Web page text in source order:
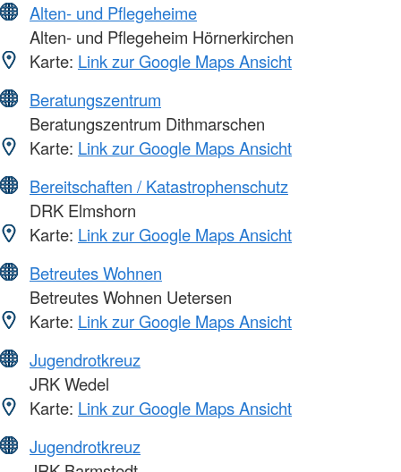
Alten- und Pflegeheime
Alten- und Pflegeheim Hörnerkirchen
Karte: Link zur Google Maps Ansicht
Beratungszentrum
Beratungszentrum Dithmarschen
Karte: Link zur Google Maps Ansicht
Bereitschaften / Katastrophenschutz
DRK Elmshorn
Karte: Link zur Google Maps Ansicht
Betreutes Wohnen
Betreutes Wohnen Uetersen
Karte: Link zur Google Maps Ansicht
Jugendrotkreuz
JRK Wedel
Karte: Link zur Google Maps Ansicht
Jugendrotkreuz